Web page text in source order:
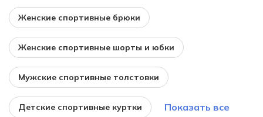
Женские спортивные брюки
Женские спортивные шорты и юбки
Мужские спортивные толстовки
Детские спортивные куртки Показать все